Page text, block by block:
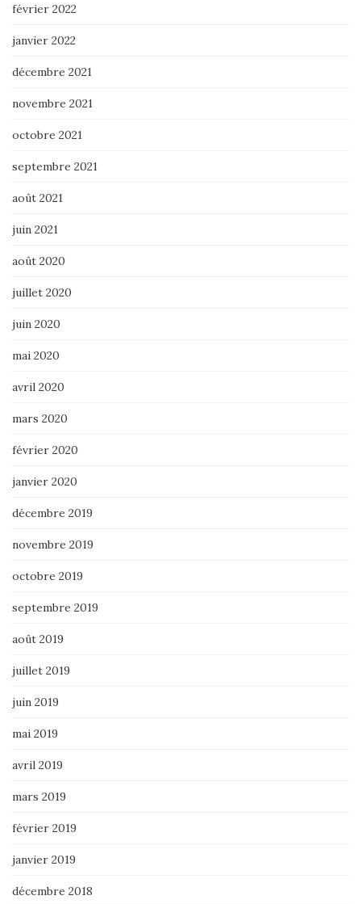
février 2022
janvier 2022
décembre 2021
novembre 2021
octobre 2021
septembre 2021
août 2021
juin 2021
août 2020
juillet 2020
juin 2020
mai 2020
avril 2020
mars 2020
février 2020
janvier 2020
décembre 2019
novembre 2019
octobre 2019
septembre 2019
août 2019
juillet 2019
juin 2019
mai 2019
avril 2019
mars 2019
février 2019
janvier 2019
décembre 2018